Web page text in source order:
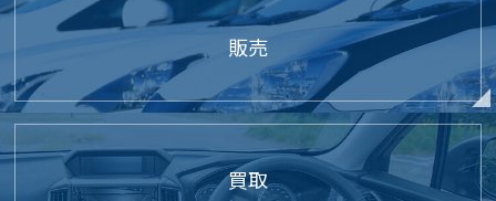
販売
買取